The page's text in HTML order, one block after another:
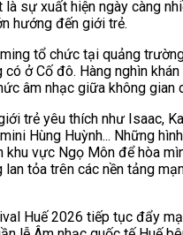
sự xuất hiện ngày càng
hướng đến giới trẻ.
tổ chức tại quảng
ở Cố đô. Hàng nghìn
âm nhạc giữa không gian
trẻ yêu thích như Isaac,
Hùng Huỳnh... Những
khu vực Ngọ Môn để hòa
tỏa trên các nền tảng
Huế 2026 tiếp tục đẩy